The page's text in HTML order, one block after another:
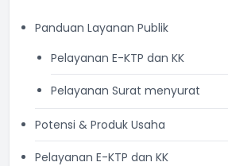
Panduan Layanan Publik
Pelayanan E-KTP dan KK
Pelayanan Surat menyurat
Potensi & Produk Usaha
Pelayanan E-KTP dan KK